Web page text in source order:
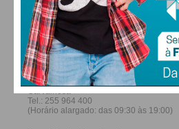
FARMACIAS DE
FERREIRA